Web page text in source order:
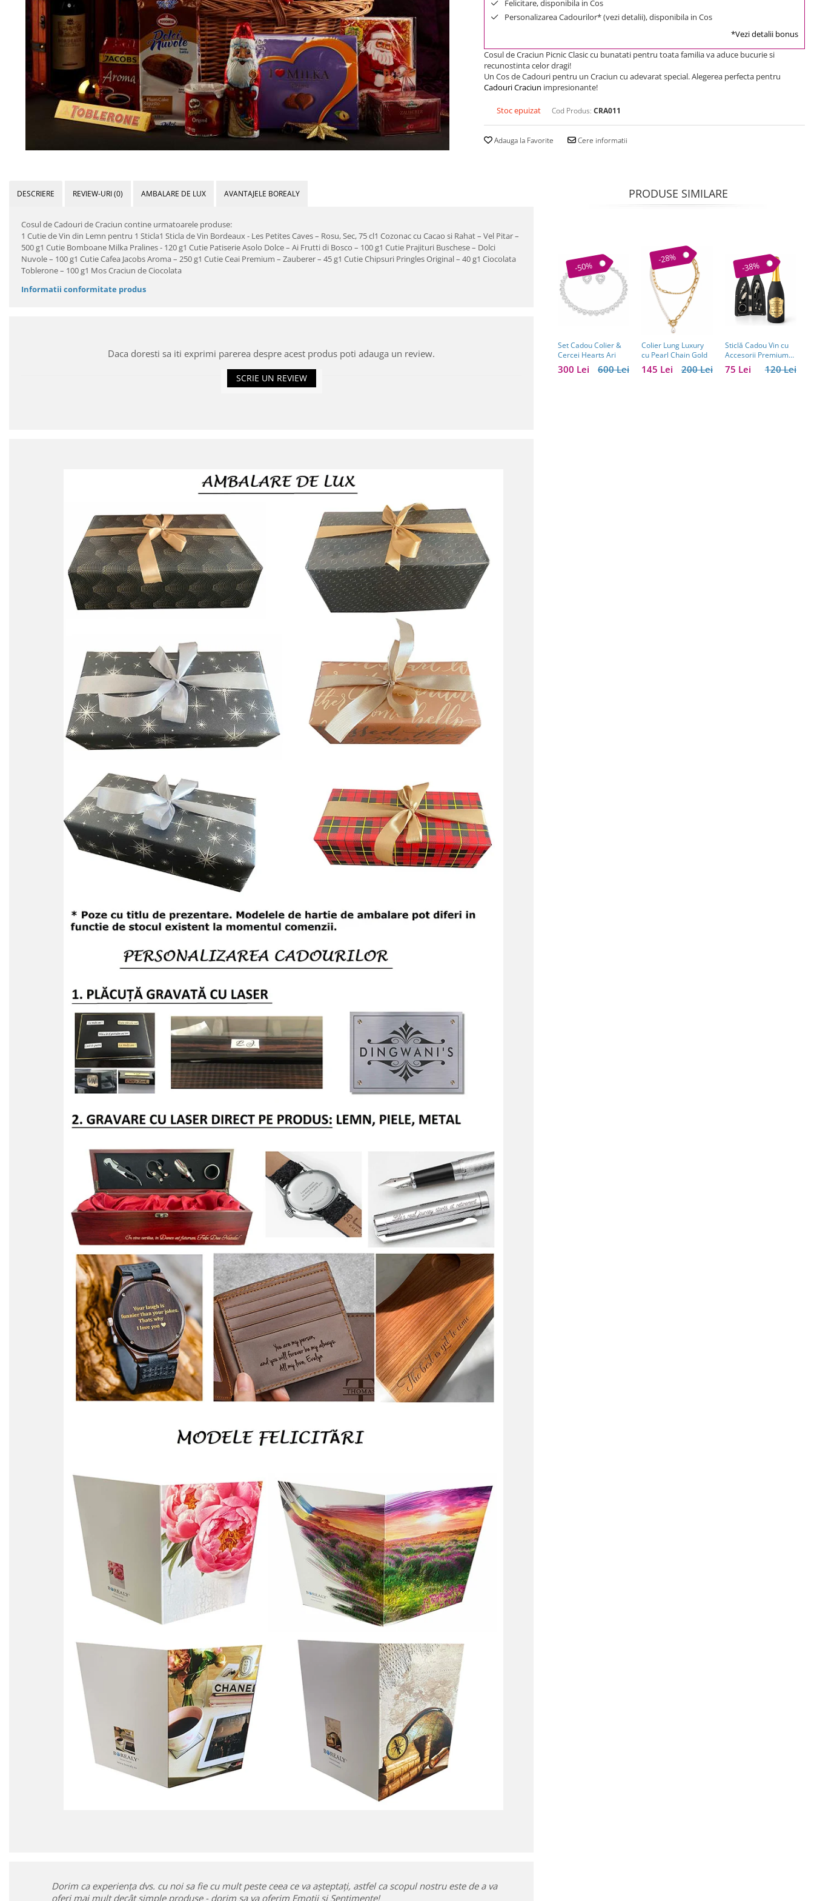
Selectii
Reduceri
Cele mai noi
Cele mai vandute
Cele mai votate
0 Lei - 100 Lei
200 Lei - 300 Lei
500 Lei - 1000 Lei
1000 Lei +
Felicitare, disponibila in Cos
Personalizarea Cadourilor* (vezi detalii), disponibila in Cos
*Vezi detalii bonus
Cosul de Craciun Picnic Clasic cu bunatati pentru toata familia va aduce bucurie si
recunostinta celor dragi!
Un Cos de Cadouri pentru un Craciun cu adevarat special. Alegerea perfecta pentru
Cadouri Craciun impresionante!
Stoc epuizat Cod Produs: CRA011
Adauga la Favorite Cere informatii
DESCRIERE REVIEW-URI(0) AMBALARE DE LUX AVANTAJELE BOREALY
Cosul de Cadouri de Craciun contine urmatoarele produse:
1 Cutie de Vin din Lemn pentru 1 Sticla1 Sticla de Vin Bordeaux - Les Petites Caves – Rosu, Sec, 75 cl1 Cozonac cu Cacao si Rahat – Vel Pitar –
500 g1 Cutie Bomboane Milka Pralines - 120 g1 Cutie Patiserie Asolo Dolce – Ai Frutti di Bosco – 100 g1 Cutie Prajituri Buschese – Dolci
Nuvole – 100 g1 Cutie Cafea Jacobs Aroma – 250 g1 Cutie Ceai Premium – Zauberer – 45 g1 Cutie Chipsuri Pringles Original – 40 g1 Ciocolata
Toblerone – 100 g1 Mos Craciun de Ciocolata
Informatii conformitate produs
Daca doresti sa iti exprimi parerea despre acest produs poti adauga un review.
SCRIE UN REVIEW
Dorim ca experiența dvs. cu noi sa fie cu mult peste ceea ce va așteptați, astfel ca scopul nostru este de a va
oferi mai mult decât simple produse - dorim sa va oferim Emoții și Sentimente!
PRODUSE SIMILARE
-50%
Set Cadou Colier &
Cercei Hearts Ari
600 Lei
300 Lei
-28%
Colier Lung Luxury
cu Pearl Chain Gold
200 Lei
145 Lei
-38%
Sticlă Cadou Vin cu
Accesorii Premium
Personalizată – Set
Elegant pentru120 Lei
75 Lei